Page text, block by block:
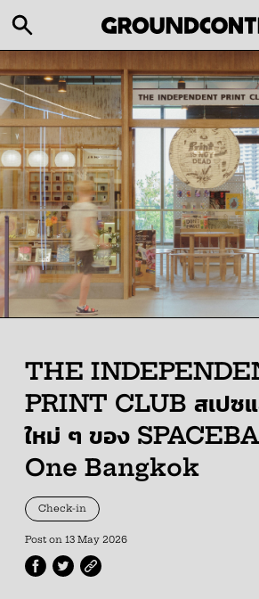
THE
PRINT CLUB สเปซ
ใหม่ ๆ ของ
One Bangkok
Check-in
Post on 13 May 2026